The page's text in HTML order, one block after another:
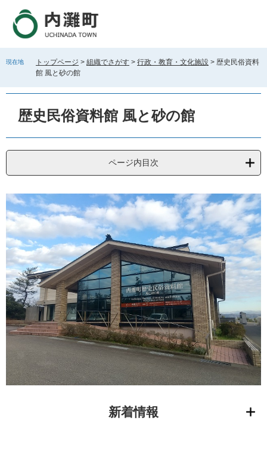
す
し
現在地 トップページ > 組織でさがす > 行政・教育・文化施設 > 歴史民俗資料
館 風と砂の館
歴史民俗資料館 風と砂の館
ページ内目次
新着情報